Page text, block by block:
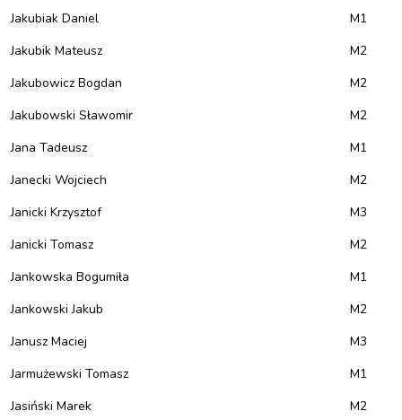
Jakubiak Daniel
M1
Jakubik Mateusz
M2
Jakubowicz Bogdan
M2
Jakubowski Sławomir
M2
Jana Tadeusz
M1
Janecki Wojciech
M2
Janicki Krzysztof
M3
Janicki Tomasz
M2
Jankowska Bogumiła
M1
Jankowski Jakub
M2
Janusz Maciej
M3
Jarmużewski Tomasz
M1
Jasiński Marek
M2